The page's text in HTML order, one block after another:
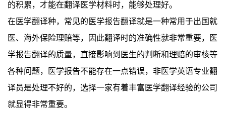
的积累，才能在翻译医学材料时，能够处理好。
在医学翻译种，常见的医学报告翻译就是一种常用于出国就
医、海外保险理赔等，因此翻译时的准确性就非常重要，医
学报告翻译的质量，直接影响到医生的判断和理赔的审核等
各种问题，医学报告不能存在一点错误，非医学英语专业翻
译员是处理不好的，选择一家有着丰富医学翻译经验的公司
就显得非常重要。